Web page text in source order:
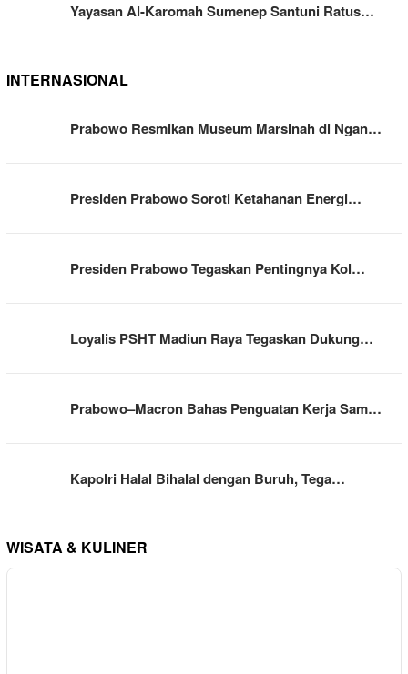
Yayasan Al-Karomah Sumenep Santuni Ratus…
INTERNASIONAL
Prabowo Resmikan Museum Marsinah di Ngan…
Presiden Prabowo Soroti Ketahanan Energi…
Presiden Prabowo Tegaskan Pentingnya Kol…
Loyalis PSHT Madiun Raya Tegaskan Dukung…
Prabowo–Macron Bahas Penguatan Kerja Sam…
Kapolri Halal Bihalal dengan Buruh, Tega…
WISATA & KULINER